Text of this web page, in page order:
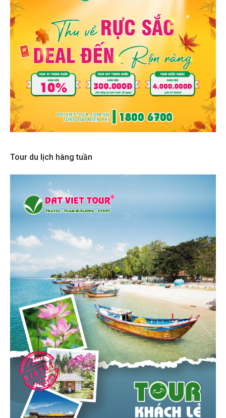
Tour du lịch hàng tuần